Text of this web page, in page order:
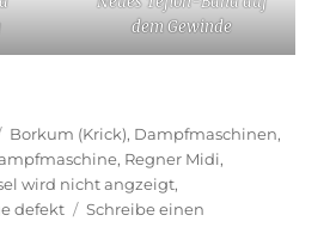
dem Gewinde
Kategorien
Borkum (Krick), Dampfmaschinen,
, Regner Midi,
wird nicht angzeigt,
defekt
Schreibe einen